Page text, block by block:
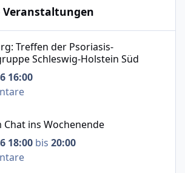
Veranstaltungen
der Psoriasis-Regionalgruppe
Treffen der Psoriasis-
Schleswig-Holstein Süd
16:00
Wochenende
Chat ins Wochenende
18:00 bis 20:00